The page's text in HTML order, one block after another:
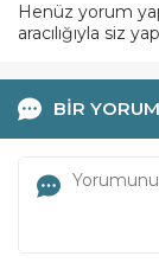
Henüz yorum
aracılığıyla siz
BİR